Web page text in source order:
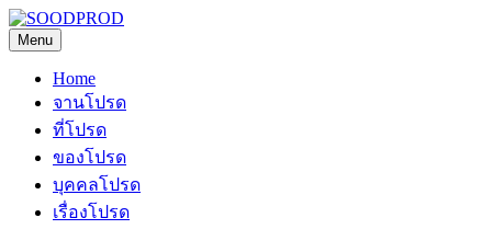
Skip
to
content
SOODPROD
Telling Thai stories with heart and craft
Menu
Home
จานโปรด
ที่โปรด
ของโปรด
บุคคลโปรด
เรื่องโปรด